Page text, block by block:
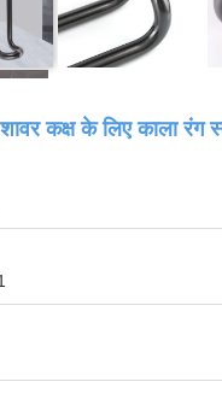
कक्ष के लिए काला